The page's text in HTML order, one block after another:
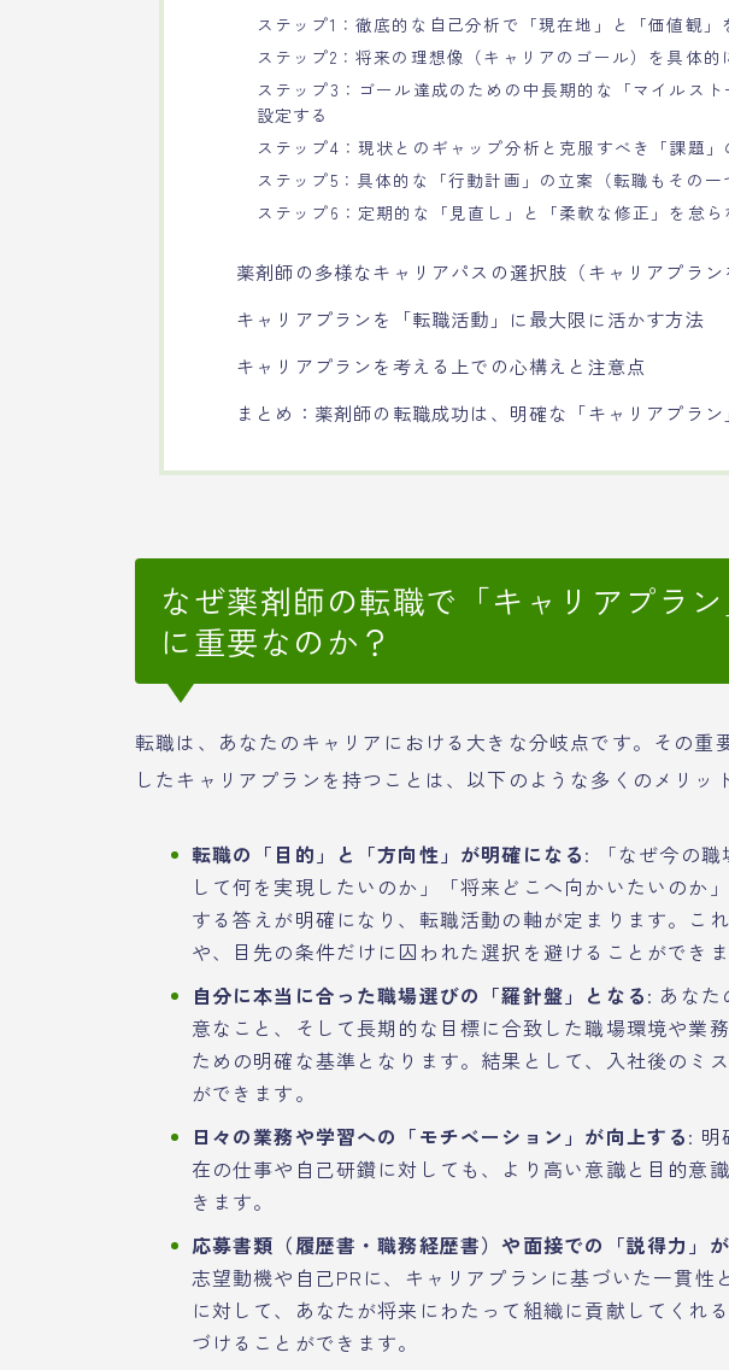
ステップ1：徹底的な自己分析で「現在地」と「価値観」
ステップ2：将来の理想像（キャリアのゴール）を具体的
ステップ3：ゴール達成のための中長期的な「マイルス
設定する
ステップ4：現状とのギャップ分析と克服すべき「課題」
ステップ5：具体的な「行動計画」の立案（転職もその一
ステップ6：定期的な「見直し」と「柔軟な修正」を怠ら
薬剤師の多様なキャリアパスの選択肢（キャリアプラン
キャリアプランを「転職活動」に最大限に活かす方法
キャリアプランを考える上での心構えと注意点
まとめ：薬剤師の転職成功は、明確な「キャリアプラ
なぜ薬剤師の転職で「キャリアプラ
に重要なのか？
転職は、あなたのキャリアにおける大きな分岐点です。その重
したキャリアプランを持つことは、以下のような多くのメリッ
転職の「目的」と「方向性」が明確になる: 「なぜ今の職
して何を実現したいのか」「将来どこへ向かいたいのか
する答えが明確になり、転職活動の軸が定まります。こ
や、目先の条件だけに囚われた選択を避けることができま
自分に本当に合った職場選びの「羅針盤」となる: あなた
意なこと、そして長期的な目標に合致した職場環境や業
ための明確な基準となります。結果として、入社後のミ
ができます。
日々の業務や学習への「モチベーション」が向上する: 明
在の仕事や自己研鑽に対しても、より高い意識と目的意
きます。
応募書類（履歴書・職務経歴書）や面接での「説得力」
志望動機や自己PRに、キャリアプランに基づいた一貫性
に対して、あなたが将来にわたって組織に貢献してくれ
づけることができます。